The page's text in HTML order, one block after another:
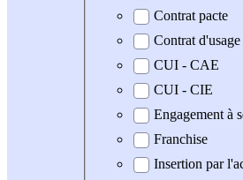
Contrat pacte
Contrat d'usage
CUI - CAE
CUI - CIE
Engagement à
Franchise
Insertion par